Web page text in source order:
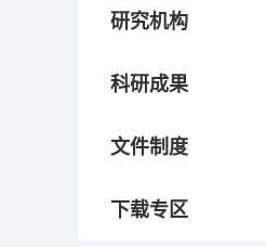
研究机构
科研成果
文件制度
下载专区